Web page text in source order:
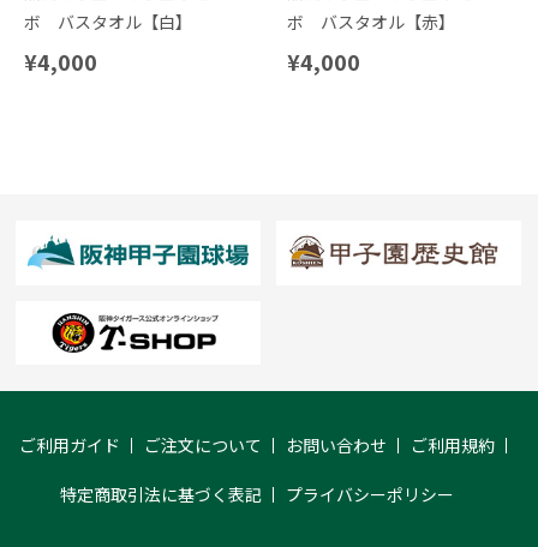
ボ バスタオル【白】
¥4,000
ボ バスタオル【赤】
¥4,000
ご利用ガイド ご注文について お問い合わせ ご利用規約
特定商取引法に基づく表記 プライバシーポリシー